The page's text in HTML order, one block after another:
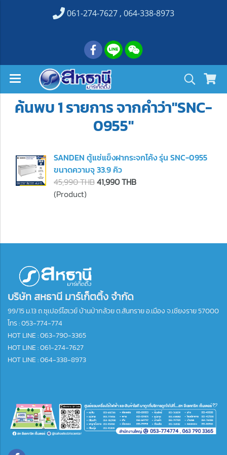
061-274-7627 , 064-338-8973
ค้นพบ 1 รายการ จากคำว่า"SNC-
0955"
SANDEN ตู้แช่แข็งฝากระจกโค้ง รุ่น SNC-0955
ขนาดความจุ 33.9 คิว
45,990 THB41,990 THB
(Product)
บริษัท สหธานี มาร์เก็ตติ้ง จำกัด
99/15 ม.13 ถ.ซุเปอร์ไฮเวย์ บ้านป่ากล้วย ต.สันทราย อ.เมือง จ.เชียงราย 57000
โทร :053-774-774
HOT LINE : 063-790-3365
HOT LINE : 061-274-7627
HOT LINE : 064-338-8973